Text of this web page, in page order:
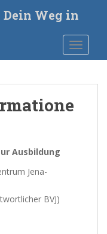
Dein Weg in
Ausbildung
Jena-
BVJ)